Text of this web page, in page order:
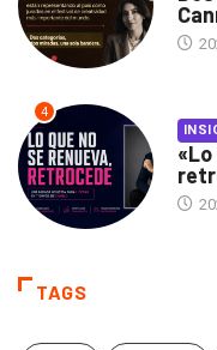
4
TAGS